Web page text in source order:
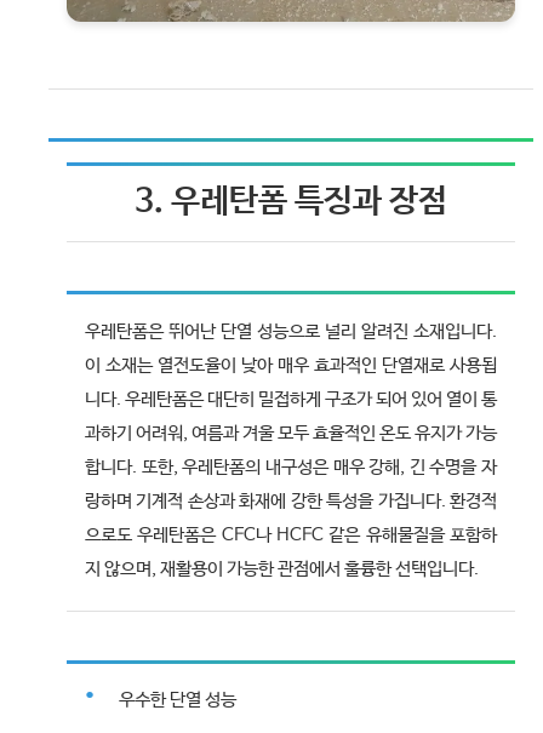
3. 우레탄폼 특징과 장점
우레탄폼은 뛰어난 단열 성능으로 널리 알려진 소재입니다.
이 소재는 열전도율이 낮아 매우 효과적인 단열재로 사용됩
니다. 우레탄폼은 대단히 밀접하게 구조가 되어 있어 열이 통
과하기 어려워, 여름과 겨울 모두 효율적인 온도 유지가 가능
합니다. 또한, 우레탄폼의 내구성은 매우 강해, 긴 수명을 자
랑하며 기계적 손상과 화재에 강한 특성을 가집니다. 환경적
으로도 우레탄폼은 CFC나 HCFC 같은 유해물질을 포함하
지 않으며, 재활용이 가능한 관점에서 훌륭한 선택입니다.
우수한 단열 성능